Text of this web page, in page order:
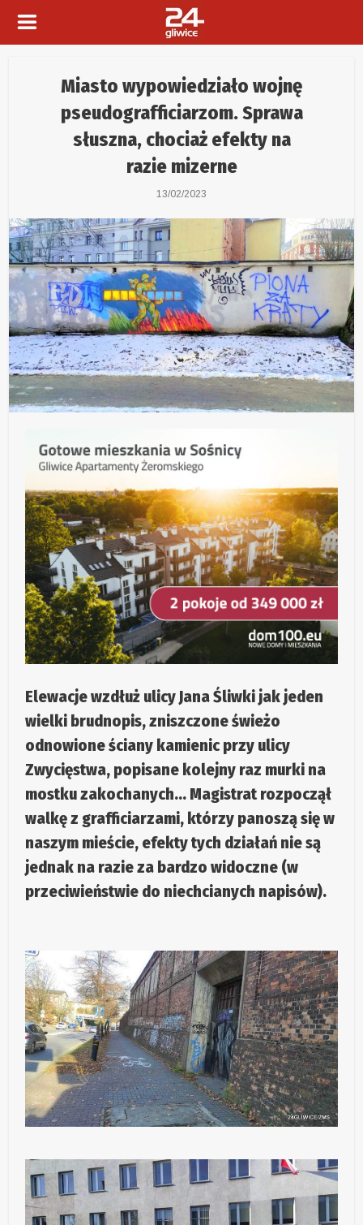
Miasto wypowiedziało wojnę
pseudografficiarzom. Sprawa
słuszna, chociaż efekty na
razie mizerne
13/02/2023
Elewacje wzdłuż ulicy Jana Śliwki jak jeden
wielki brudnopis, zniszczone świeżo
odnowione ściany kamienic przy ulicy
Zwycięstwa, popisane kolejny raz murki na
mostku zakochanych… Magistrat rozpoczął
walkę z grafficiarzami, którzy panoszą się w
naszym mieście, efekty tych działań nie są
jednak na razie za bardzo widoczne (w
przeciwieństwie do niechcianych napisów).